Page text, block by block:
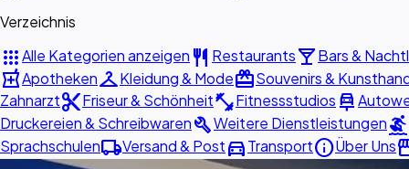
Verzeichnis
appsAlle Kategorien anzeigen restaurant Restaurantslocal_barBars &
local_pharmacyApothekencheckroomKleidung & ModeredeemSouvenirs &
Zahnarztcontent_cutFriseur & Schönheitfitness_centerFitnessstudios car_repair
Druckereien & SchreibwarenbuildWeitere Dienstleistungensurfing
Sprachschulenlocal_shippingVersand & Postdirections_carTransportinfoÜber Uns